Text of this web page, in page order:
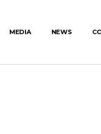
MEDIA NEWS